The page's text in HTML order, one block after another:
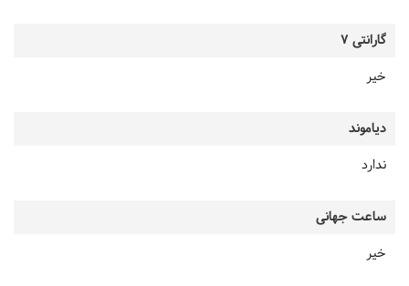
گارانتی 7
خیر
دیاموند
ندارد
ساعت جهانی
خیر